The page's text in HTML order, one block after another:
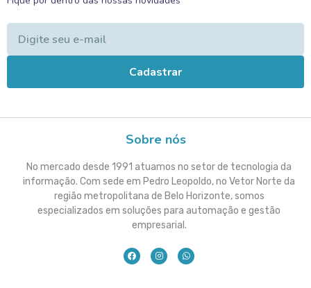
Cadastrar
Sobre nós
No mercado desde 1991 atuamos no setor de tecnologia da
informação. Com sede em Pedro Leopoldo, no Vetor Norte da
região metropolitana de Belo Horizonte, somos
especializados em soluções para automação e gestão
empresarial.